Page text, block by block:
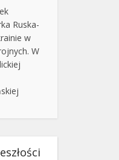
Ruska-
w
W